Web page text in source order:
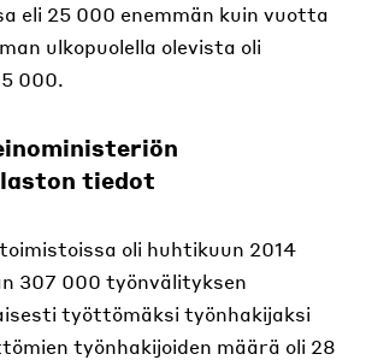
eli 25 000 enemmän kuin vuotta
ulkopuolella olevista oli
000.
tiedot
oli huhtikuun 2014
307 000 työnvälityksen
työttömäksi työnhakijaksi
työnhakijoiden määrä oli 28